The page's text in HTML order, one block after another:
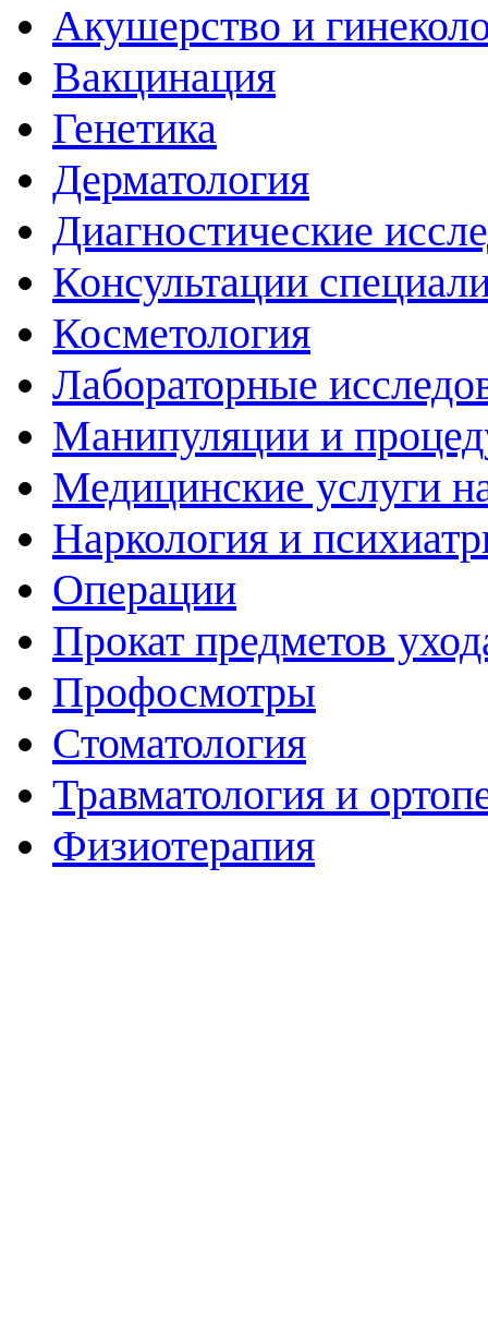
Акушерство и
Вакцинация
Генетика
Дерматология
Диагностические
Консультации
Косметология
Лабораторные
Манипуляции и
Медицинские услуги
Наркология и
Операции
Прокат предметов
Профосмотры
Стоматология
Травматология и
Физиотерапия